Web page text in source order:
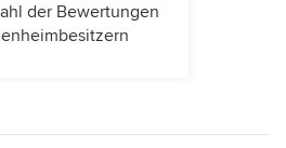
der Bewertungen